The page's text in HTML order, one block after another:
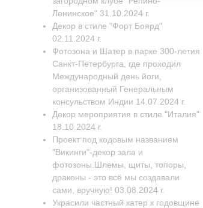
Ленинское" 31.10.2024 г.
Декор в стиле "Форт Боярд"
02.11.2024 г.
Фотозона и Шатер в парке 300-летия
Санкт-Петербурга, где проходил
Международный день йоги,
организованный Генеральным
консульством Индии 14.07.2024 г.
Декор мероприятия в стиле "Италия"
18.10.2024 г.
Проект под кодовым названием
"Викинги"-декор зала и
фотозоны.Шлемы, щиты, топоры,
драконы - это всё мы создавали
сами, вручную! 03.08.2024 г.
Украсили частный катер к годовщине